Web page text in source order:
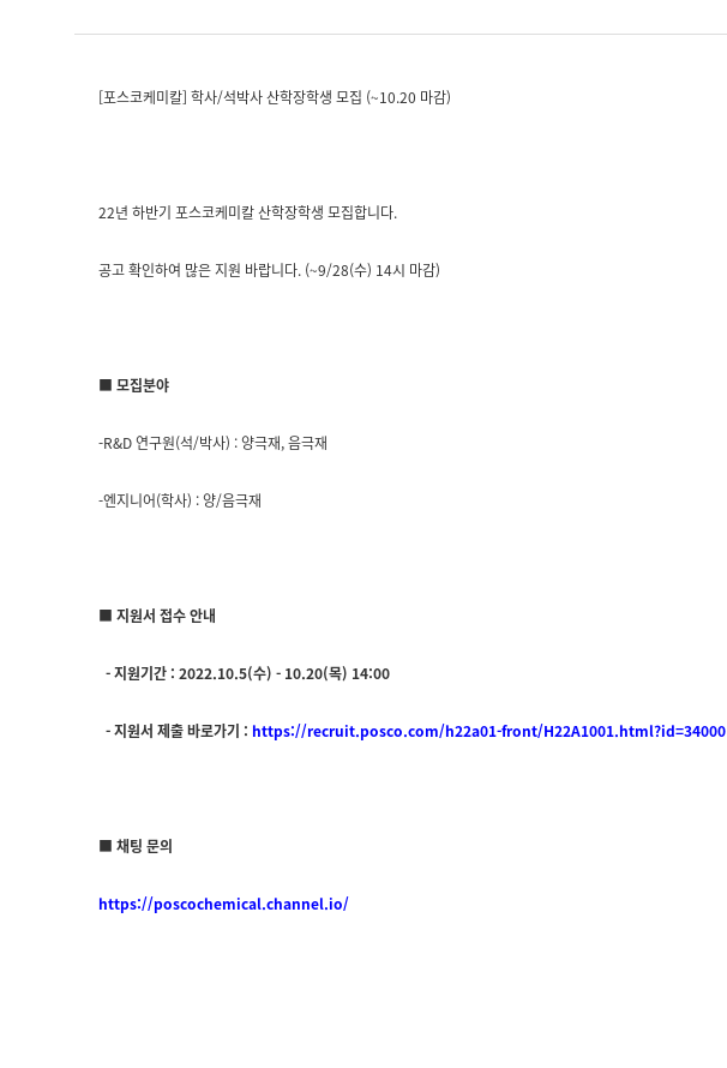
[포스코케미칼] 학사/석박사 산학장학생 모집 (~10.20 마감)
22년 하반기 포스코케미칼 산학장학생 모집합니다.
공고 확인하여 많은 지원 바랍니다. (~9/28(수) 14시 마감)
■ 모집분야
-R&D 연구원(석/박사) : 양극재, 음극재
-엔지니어(학사) : 양/음극재
■ 지원서 접수 안내
-지원기간 : 2022.10.5(수) - 10.20(목) 14:00
-지원서 제출 바로가기 : https://recruit.posco.com/h22a01-front/H22A1001.html?id=34000
■ 채팅 문의
https://poscochemical.channel.io/